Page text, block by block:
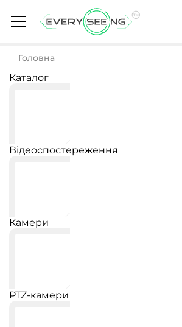
Головна
Каталог
Відеоспостереження
Камери
PTZ-камери